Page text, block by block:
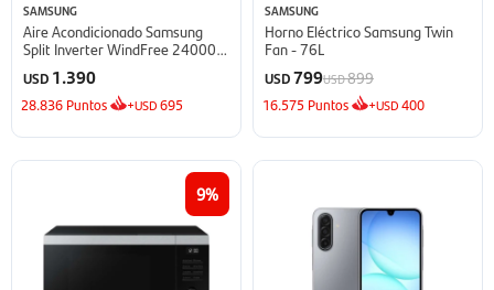
SAMSUNG
Aire Acondicionado Samsung
Split Inverter WindFree 24000
BTU - BTU
USD 1.390
28.836 Puntos +USD695
SAMSUNG
Horno Eléctrico Samsung Twin
Fan - 76L
USD799USD899
16.575 Puntos +USD400
9